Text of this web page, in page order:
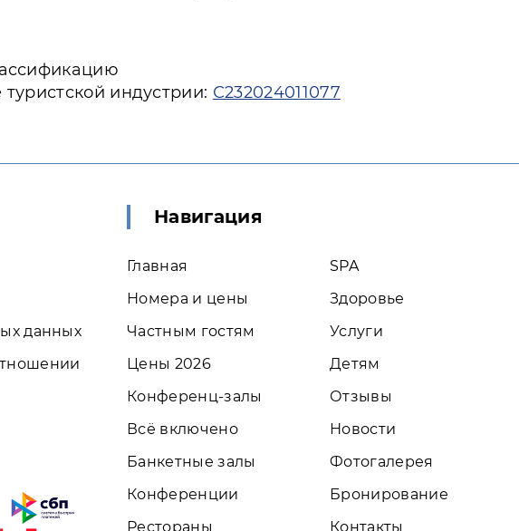
индустрии: С232024011077
данных
Навигация
Главная
Номера и цены
Частным гостям
Цены 2026
Конференц-залы
Всё включено
Банкетные залы
Конференции
Рестораны
SPA
Здоровье
Услуги
Детям
Отзывы
Новости
Фотогалерея
Бронирование
Контакты